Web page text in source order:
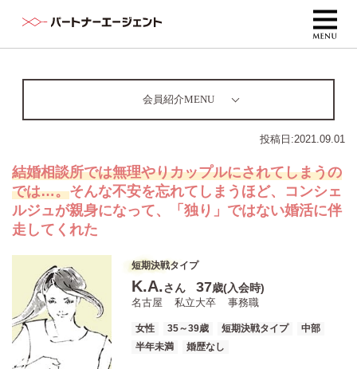
会員紹介MENU
投稿日:2021.09.01
結婚相談所では無理やりカップルにされてしまうの
では…。そんな不安を忘れてしまうほど、コンシェ
ルジュが親身になって、「独り」ではない婚活に伴
走してくれた
短期決戦タイプ
K.A.さん 37歳(入会時)
名古屋 私立大卒 事務職
女性 35～39歳 短期決戦タイプ
中部
半年未満
婚歴なし